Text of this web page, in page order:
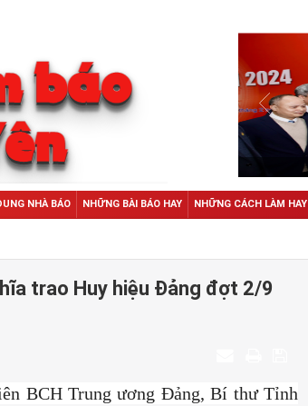
NHÀ BÁO NHỮNG BÀI BÁO HAY NHỮNG CÁCH LÀM HAY
trao Huy hiệu Đảng đợt 2/9
BCH Trung ương Đảng, Bí thư Tỉnh